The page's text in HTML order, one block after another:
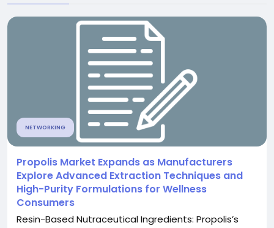
NETWORKING
Propolis Market Expands as Manufacturers
Explore Advanced Extraction Techniques and
High-Purity Formulations for Wellness
Consumers
Resin-Based Nutraceutical Ingredients: Propolis’s